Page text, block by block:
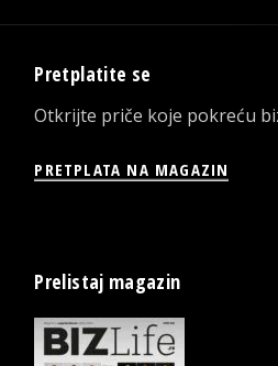
Pretplatite se
Otkrijte priče koje pokreću
PRETPLATA NA MAGAZIN
Prelistaj magazin